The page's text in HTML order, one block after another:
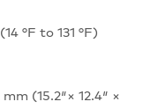
°F to 131 °F)
(15.2″× 12.4″ ×